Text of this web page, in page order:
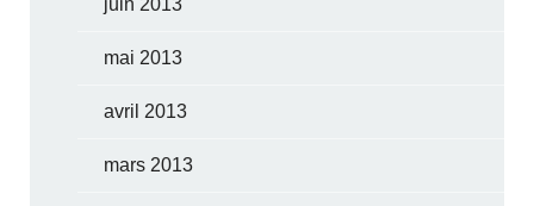
mai 2013
avril 2013
mars 2013